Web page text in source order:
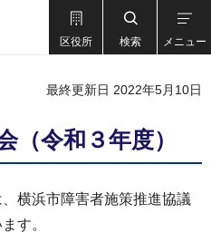
区役所 検索 メニュー
最終更新日 2022年5月10日
（令和３年度）
横浜市障害者施策推進協議
す。